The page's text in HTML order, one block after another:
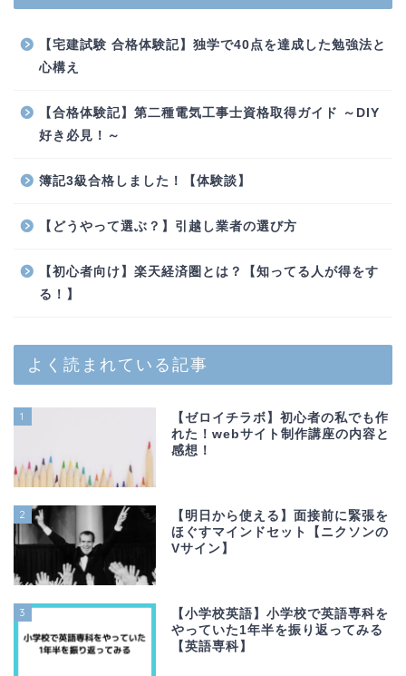
【宅建試験 合格体験記】独学で40点を達成した勉強法と
心構え
【合格体験記】第二種電気工事士資格取得ガイド ～DIY
好き必見！～
簿記3級合格しました！【体験談】
【どうやって選ぶ？】引越し業者の選び方
【初心者向け】楽天経済圏とは？【知ってる人が得をす
る！】
よく読まれている記事
1
【ゼロイチラボ】初心者の私でも作
れた！webサイト制作講座の内容と
感想！
2
【明日から使える】面接前に緊張を
ほぐすマインドセット【ニクソンの
Vサイン】
3
【小学校英語】小学校で英語専科を
やっていた1年半を振り返ってみる
【英語専科】